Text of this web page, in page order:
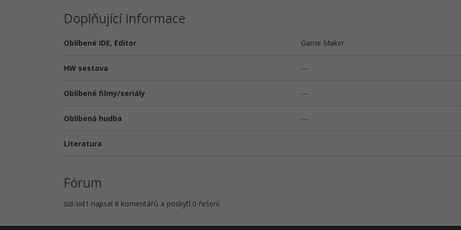
Doplňující informace
Oblíbené IDE, Editor Game Maker
HW sestava ---
Oblíbené filmy/seriály ---
Oblíbená hudba ---
Literatura
Fórum
sid-sid1 napsal 8 komentářů a poskytl 0 řešení.